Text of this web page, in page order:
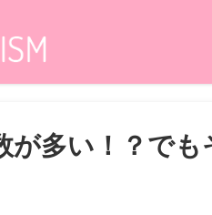
が多い！？で